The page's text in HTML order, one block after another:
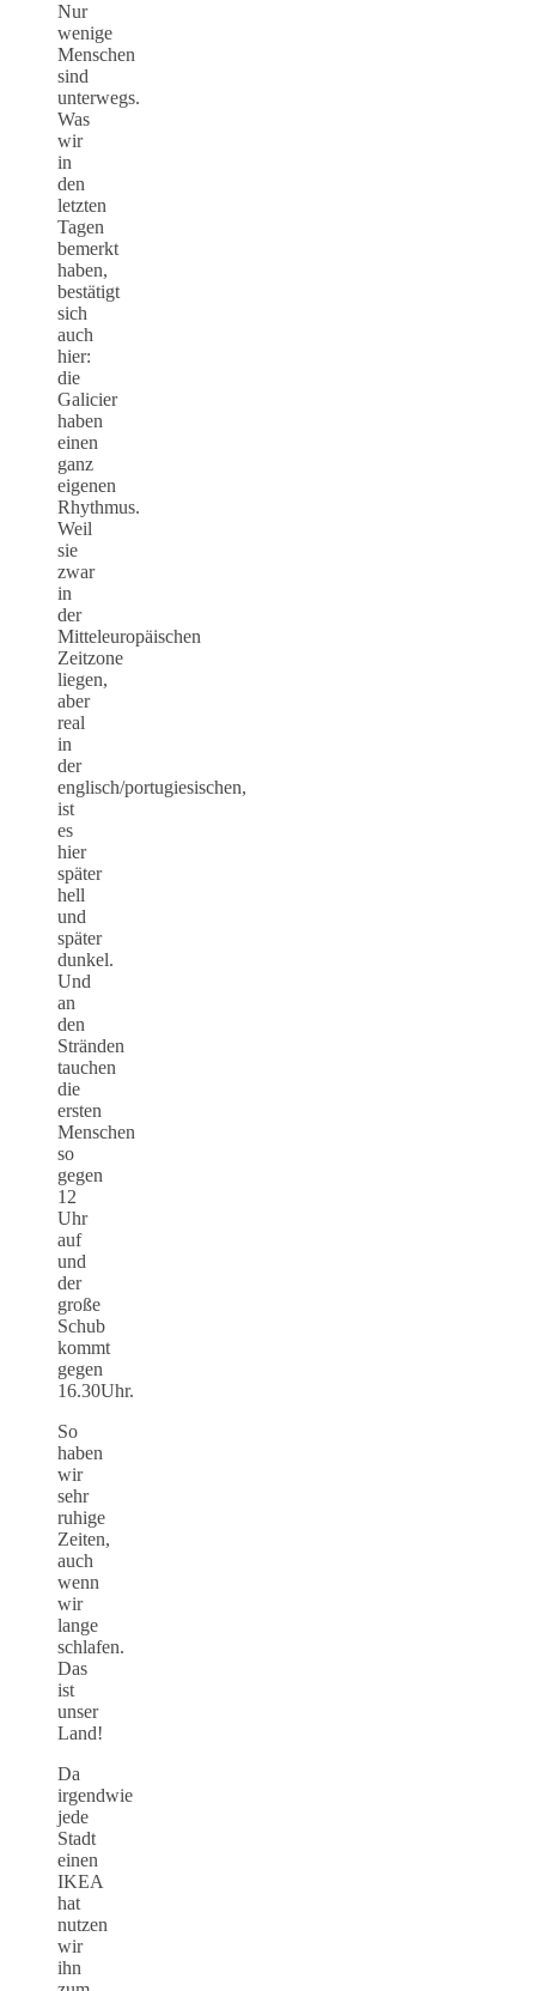
Nur
wenige
Menschen
sind
unterwegs.
Was
wir
in
den
letzten
Tagen
bemerkt
haben,
bestätigt
sich
auch
hier:
die
Galicier
haben
einen
ganz
eigenen
Rhythmus.
Weil
sie
zwar
in
der
Mitteleuropäischen
Zeitzone
liegen,
aber
real
in
der
englisch/portugiesischen,
ist
es
hier
später
hell
und
später
dunkel.
Und
an
den
Stränden
tauchen
die
ersten
Menschen
so
gegen
12
Uhr
auf
und
der
große
Schub
kommt
gegen
16.30Uhr.
So
haben
wir
sehr
ruhige
Zeiten,
auch
wenn
wir
lange
schlafen.
Das
ist
unser
Land!
Da
irgendwie
jede
Stadt
einen
IKEA
hat
nutzen
wir
ihn